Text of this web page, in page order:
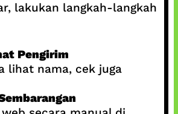
lakukan langkah-langkah
Pengirim
lihat nama, cek juga